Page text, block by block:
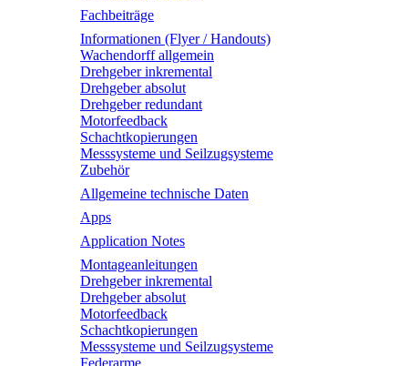
Fachbeiträge
Informationen (Flyer / Handouts)
Wachendorff allgemein
Drehgeber inkremental
Drehgeber absolut
Drehgeber redundant
Motorfeedback
Schachtkopierungen
Messsysteme und Seilzugsysteme
Zubehör
Allgemeine technische Daten
Apps
Application Notes
Montageanleitungen
Drehgeber inkremental
Drehgeber absolut
Motorfeedback
Schachtkopierungen
Messsysteme und Seilzugsysteme
Federarme